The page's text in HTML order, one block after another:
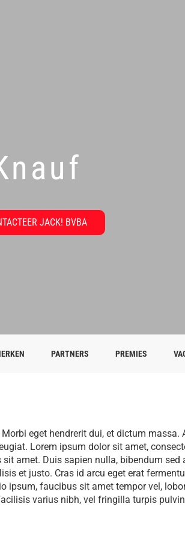
PARTNERS PREMIES
JACK! BVBA
eget hendrerit dui, et dictum massa.
Lorem ipsum dolor sit amet,
amet. Duis sapien nulla, bibendum sed
et justo. Cras id arcu eget erat
ipsum, faucibus sit amet tempor vel,
varius nibh, vel fringilla turpis